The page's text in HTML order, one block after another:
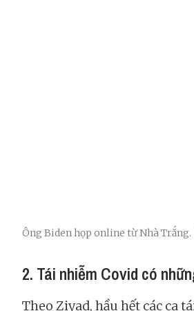
Ông Biden họp online từ Nhà Trắng.
2. Tái nhiễm Covid có
Theo Ziyad, hầu hết các ca